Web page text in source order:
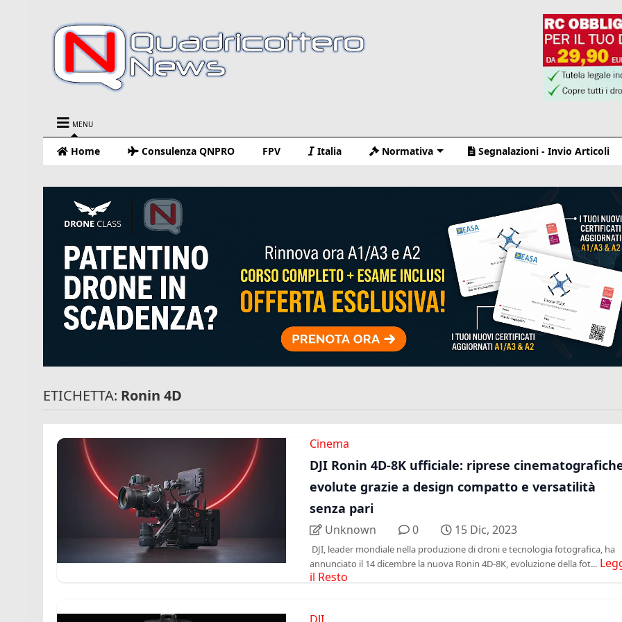
MENU
Home Consulenza QNPRO FPV Italia Normativa Segnalazioni - Invio Articoli
ETICHETTA: Ronin 4D
Cinema
DJI Ronin 4D-8K ufficiale: riprese
evolute grazie a design compatto e versatilità
senza pari
Unknown 0 15 Dic, 2023
DJI, leader mondiale nella produzione di droni e tecnologia fotografica, ha
annunciato il 14 dicembre la nuova Ronin 4D-8K, evoluzione della fot...
il Resto